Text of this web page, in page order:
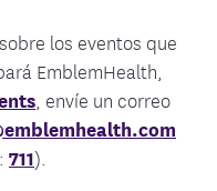
los eventos que
EmblemHealth,
, envíe un correo
711).